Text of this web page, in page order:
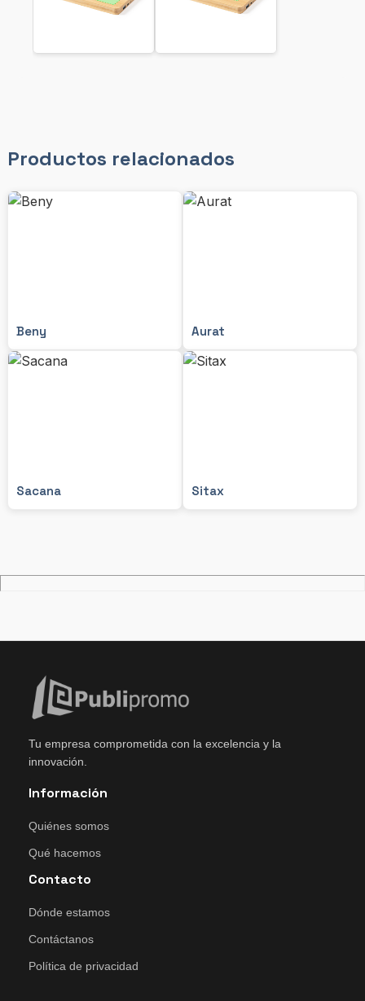
Productos relacionados
Beny Aurat
Sacana Sitax
Tu empresa comprometida con la excelencia y la
innovación.
Información
Quiénes somos
Qué hacemos
Contacto
Dónde estamos
Contáctanos
Política de privacidad